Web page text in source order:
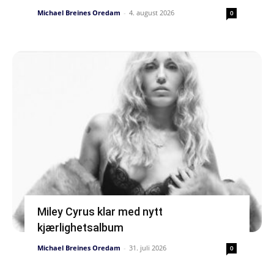
Michael Breines Oredam - 4. august 2026 0
Miley Cyrus klar med nytt
kjærlighetsalbum
Michael Breines Oredam - 31. juli 2026 0